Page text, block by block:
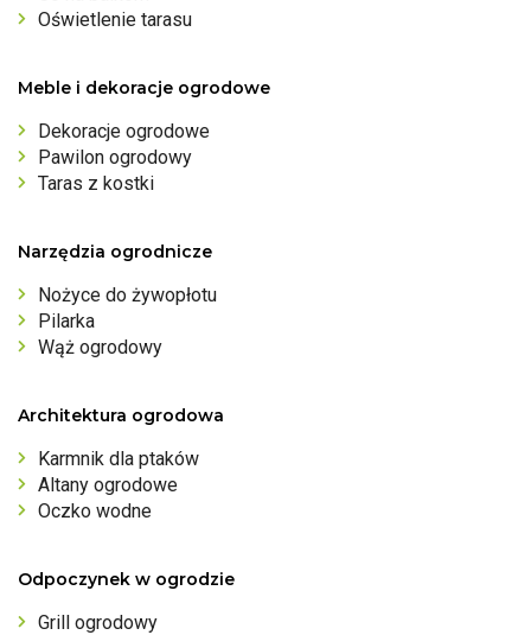
Oświetlenie tarasu
Meble i dekoracje ogrodowe
Dekoracje ogrodowe
Pawilon ogrodowy
Taras z kostki
Narzędzia ogrodnicze
Nożyce do żywopłotu
Pilarka
Wąż ogrodowy
Architektura ogrodowa
Karmnik dla ptaków
Altany ogrodowe
Oczko wodne
Odpoczynek w ogrodzie
Grill ogrodowy